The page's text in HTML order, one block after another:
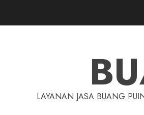
LAYANAN JASA BUANG